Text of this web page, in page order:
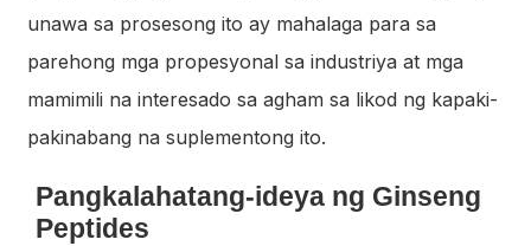
unawa sa prosesong ito ay mahalaga para sa
parehong mga propesyonal sa industriya at mga
mamimili na interesado sa agham sa likod ng kapaki-
pakinabang na suplementong ito.
Pangkalahatang-ideya ng Ginseng
Peptides